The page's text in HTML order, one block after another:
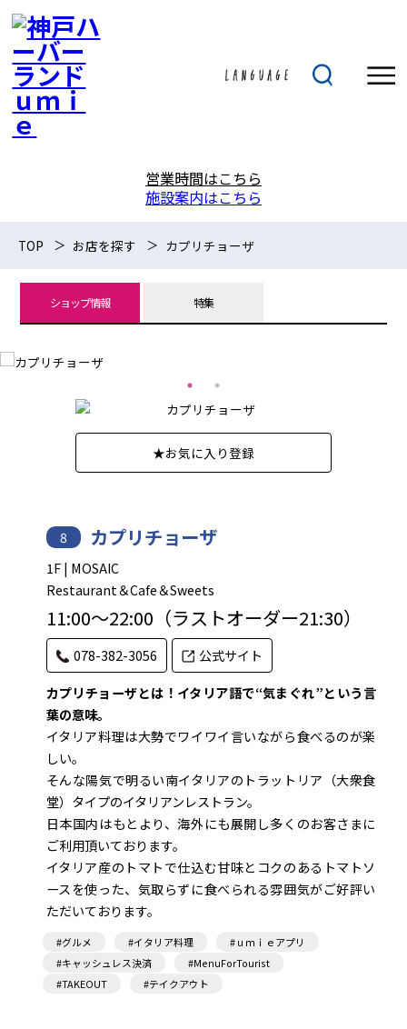
営業時間はこちら
施設案内はこちら
TOP お店を探す カプリチョーザ
ショップ情報 特集
★お気に入り登録
8 カプリチョーザ
1F | MOSAIC
Restaurant＆Cafe＆Sweets
11:00～22:00（ラストオーダー21:30）
078-382-3056 公式サイト
カプリチョーザとは！ イタリア語で“気まぐれ”という言
葉の意味。
イタリア料理は大勢でワイワイ言いながら食べるのが楽
しい。
そんな陽気で明るい南イタリアのトラットリア（大衆食
堂）タイプのイタリアンレストラン。
日本国内はもとより、海外にも展開し多くのお客さまに
ご利用頂いております。
イタリア産のトマトで仕込む甘味とコクのあるトマトソ
ースを使った、気取らずに食べられる雰囲気がご好評い
ただいております。
#グルメ #イタリア料理
#ｕｍｉｅアプリ
#キャッシュレス決済
#MenuForTourist
#TAKEOUT
#テイクアウト